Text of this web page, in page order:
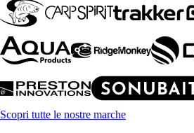
Scopri tutte le nostre marche